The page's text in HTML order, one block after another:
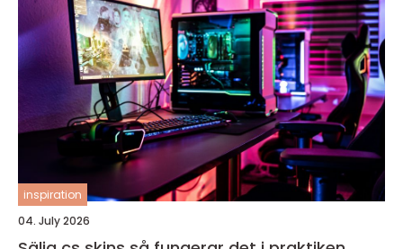
inspiration
04. July 2026